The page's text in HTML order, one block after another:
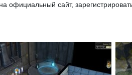
официальный сайт,